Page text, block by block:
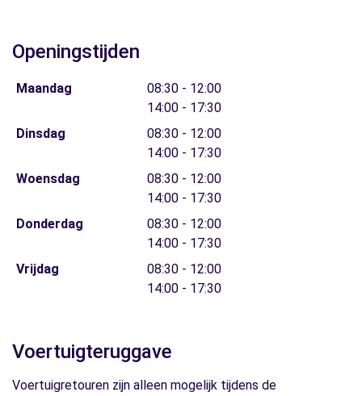
Openingstijden
Maandag
08:30 - 12:00
14:00 - 17:30
Dinsdag
08:30 - 12:00
14:00 - 17:30
Woensdag
08:30 - 12:00
14:00 - 17:30
Donderdag
08:30 - 12:00
14:00 - 17:30
Vrijdag
08:30 - 12:00
14:00 - 17:30
Voertuigteruggave
Voertuigretouren zijn alleen mogelijk tijdens de